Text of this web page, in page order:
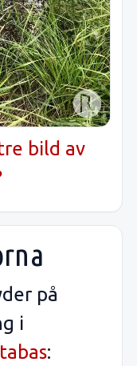
bild av
på
i
: